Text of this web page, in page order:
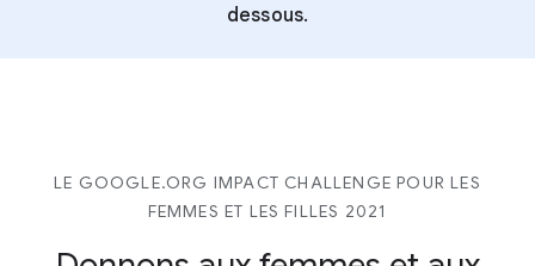
dessous.
LE GOOGLE.ORG IMPACT CHALLENGE POUR LES
FEMMES ET LES FILLES 2021